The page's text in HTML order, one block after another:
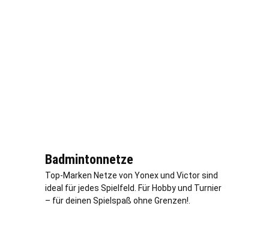
Badmintonnetze
Top-Marken Netze von Yonex und Victor sind
ideal für jedes Spielfeld. Für Hobby und Turnier
– für deinen Spielspaß ohne Grenzen!.